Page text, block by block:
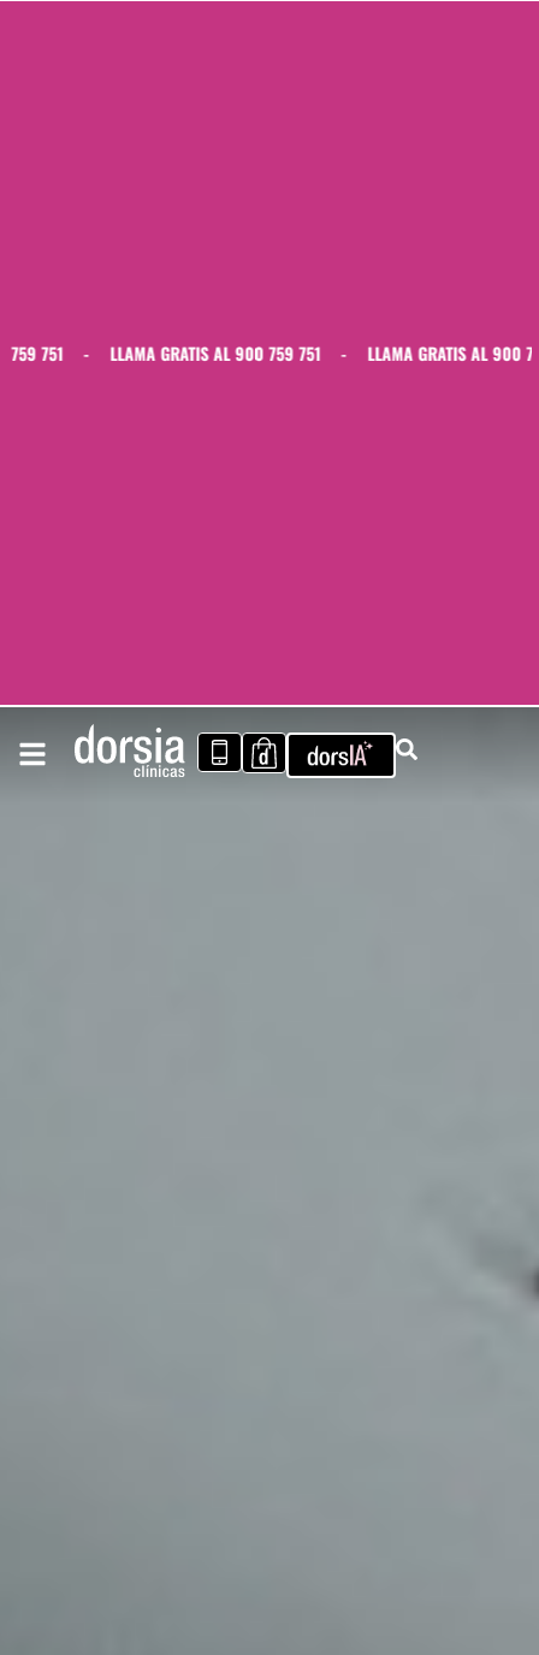
LLAMA GRATIS AL 900 759 751 - LLAMA GRATIS AL 900 759 751 -